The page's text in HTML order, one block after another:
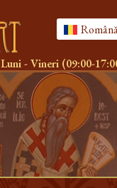
Română
Luni - Vineri (09:00-